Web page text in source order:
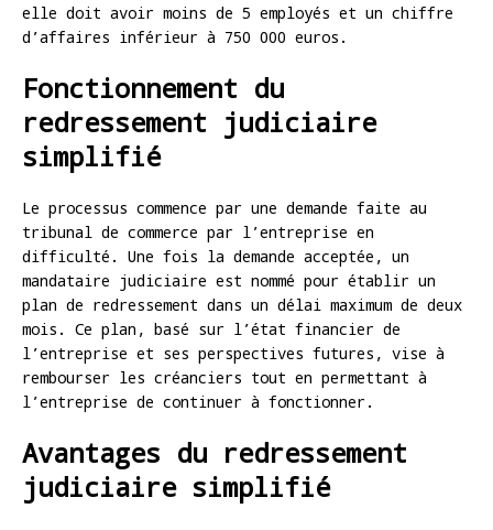
elle doit avoir moins de 5 employés et un chiffre
d’affaires inférieur à 750 000 euros.
Fonctionnement du
redressement judiciaire
simplifié
Le processus commence par une demande faite au
tribunal de commerce par l’entreprise en
difficulté. Une fois la demande acceptée, un
mandataire judiciaire est nommé pour établir un
plan de redressement dans un délai maximum de deux
mois. Ce plan, basé sur l’état financier de
l’entreprise et ses perspectives futures, vise à
rembourser les créanciers tout en permettant à
l’entreprise de continuer à fonctionner.
Avantages du redressement
judiciaire simplifié